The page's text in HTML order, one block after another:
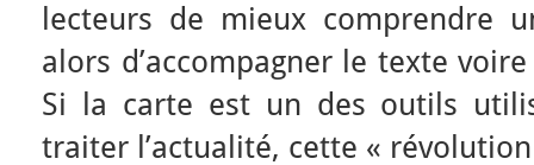
lecteurs de mieux
alors d’accompagner le texte
Si la carte est un des outils
traiter l’actualité, cette «